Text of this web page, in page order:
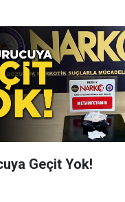
Geçit Yok!